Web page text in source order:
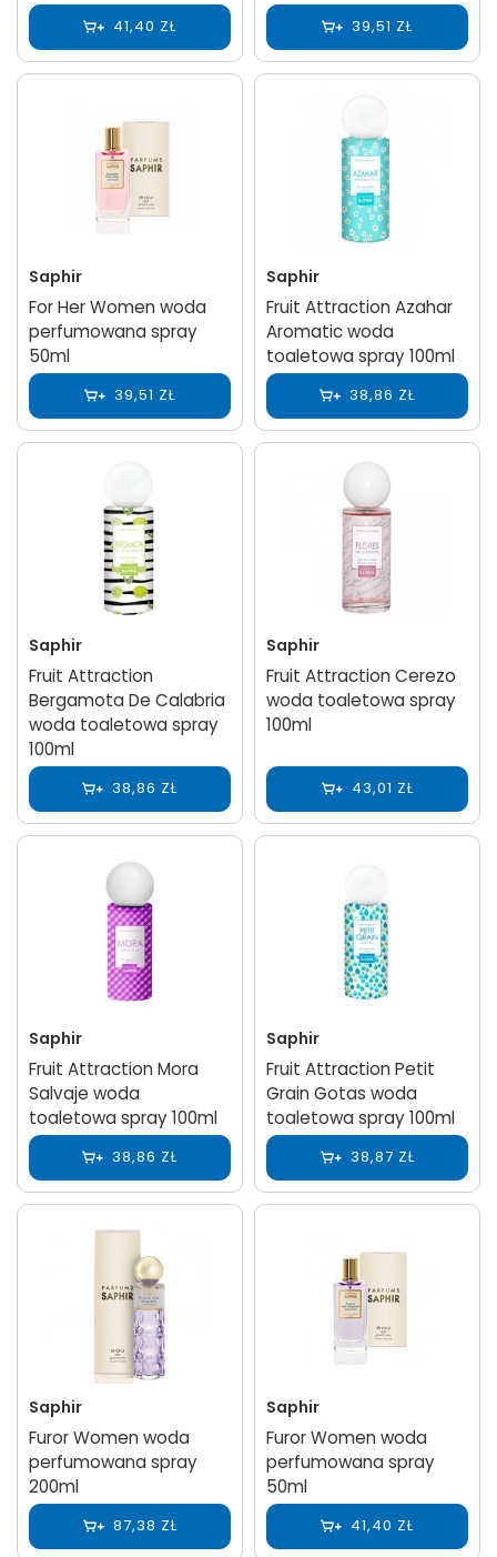
41,40 ZŁ 39,51 ZŁ
Saphir
For Her Women woda
perfumowana spray
50ml
39,51 ZŁ
Saphir
Fruit Attraction Azahar
Aromatic woda
toaletowa spray 100ml
38,86 ZŁ
Saphir
Fruit Attraction
Bergamota De Calabria
woda toaletowa spray
100ml
38,86 ZŁ
Saphir
Fruit Attraction Cerezo
woda toaletowa spray
100ml
43,01 ZŁ
Saphir
Fruit Attraction Mora
Salvaje woda
toaletowa spray 100ml
38,86 ZŁ
Saphir
Fruit Attraction Petit
Grain Gotas woda
toaletowa spray 100ml
38,87 ZŁ
Saphir
Furor Women woda
perfumowana spray
200ml
87,38 ZŁ
Saphir
Furor Women woda
perfumowana spray
50ml
41,40 ZŁ